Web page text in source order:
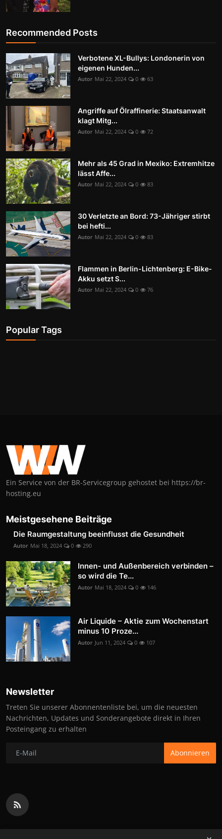
Recommended Posts
Verbotene XL-Bullys: Londonerin von
eigenen Hunden...
Autor Mai 22, 2024 0 63
Angriffe auf Ölraffinerie: Staatsanwalt
klagt Mitg...
Autor Mai 22, 2024 0 72
Mehr als 45 Grad in Mexiko: Extremhitze
lässt Affe...
Autor Mai 22, 2024 0 83
30 Verletzte an Bord: 73-Jähriger stirbt
bei hefti...
Autor Mai 22, 2024 0 83
Flammen in Berlin-Lichtenberg: E-Bike-
Akku setzt S...
Autor Mai 22, 2024 0 76
Popular Tags
Ein Service von der BR-Servicegroup gehostet bei https://br-
hosting.eu
Meistgesehene Beiträge
Die Raumgestaltung beeinflusst die Gesundheit
Autor Mai 18, 2024 0 290
Innen- und Außenbereich verbinden –
so wird die Te...
Autor Mai 18, 2024 0 146
Air Liquide – Aktie zum Wochenstart
minus 10 Proze...
Autor Jun 11, 2024 0 107
Newsletter
Treten Sie unserer Abonnentenliste bei, um die neuesten
Nachrichten, Updates und Sonderangebote direkt in Ihren
Posteingang zu erhalten
Abonnieren